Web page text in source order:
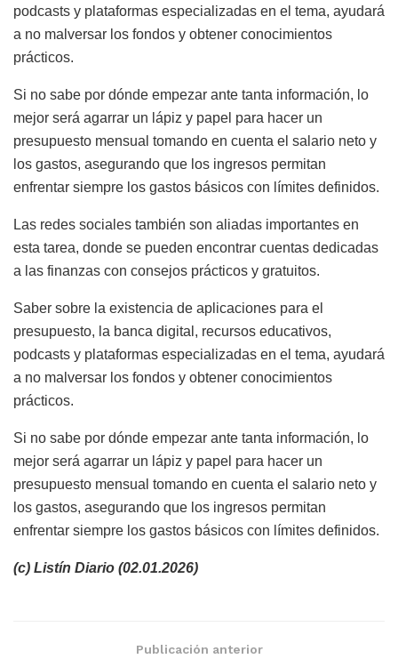
podcasts y plataformas especializadas en el tema, ayudará
a no malversar los fondos y obtener conocimientos
prácticos.
Si no sabe por dónde empezar ante tanta información, lo
mejor será agarrar un lápiz y papel para hacer un
presupuesto mensual tomando en cuenta el salario neto y
los gastos, asegurando que los ingresos permitan
enfrentar siempre los gastos básicos con límites definidos.
Las redes sociales también son aliadas importantes en
esta tarea, donde se pueden encontrar cuentas dedicadas
a las finanzas con consejos prácticos y gratuitos.
Saber sobre la existencia de aplicaciones para el
presupuesto, la banca digital, recursos educativos,
podcasts y plataformas especializadas en el tema, ayudará
a no malversar los fondos y obtener conocimientos
prácticos.
Si no sabe por dónde empezar ante tanta información, lo
mejor será agarrar un lápiz y papel para hacer un
presupuesto mensual tomando en cuenta el salario neto y
los gastos, asegurando que los ingresos permitan
enfrentar siempre los gastos básicos con límites definidos.
(c) Listín Diario (02.01.2026)
Publicación anterior